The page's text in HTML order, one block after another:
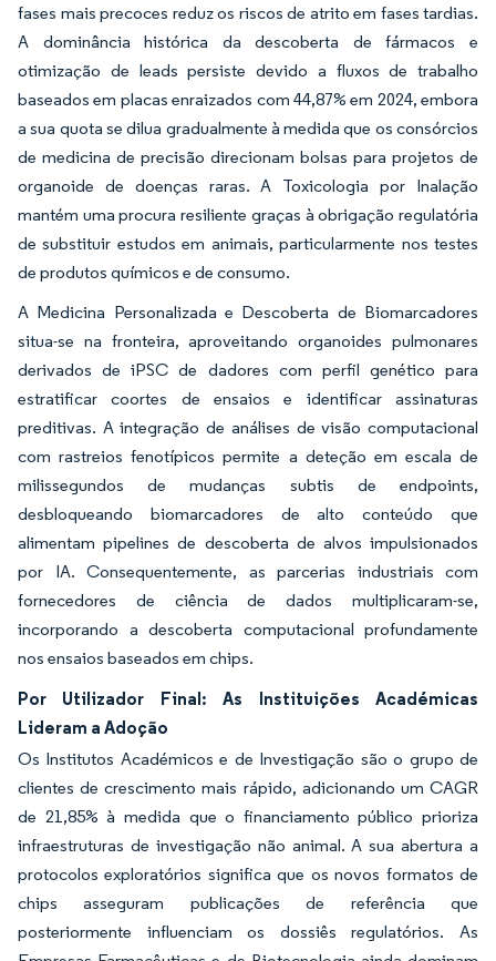
fases mais precoces reduz os riscos de atrito em fases tardias.
A dominância histórica da descoberta de fármacos e
otimização de leads persiste devido a fluxos de trabalho
baseados em placas enraizados com 44,87% em 2024, embora
a sua quota se dilua gradualmente à medida que os consórcios
de medicina de precisão direcionam bolsas para projetos de
organoide de doenças raras. A Toxicologia por Inalação
mantém uma procura resiliente graças à obrigação regulatória
de substituir estudos em animais, particularmente nos testes
de produtos químicos e de consumo.
A Medicina Personalizada e Descoberta de Biomarcadores
situa-se na fronteira, aproveitando organoides pulmonares
derivados de iPSC de dadores com perfil genético para
estratificar coortes de ensaios e identificar assinaturas
preditivas. A integração de análises de visão computacional
com rastreios fenotípicos permite a deteção em escala de
milissegundos de mudanças subtis de endpoints,
desbloqueando biomarcadores de alto conteúdo que
alimentam pipelines de descoberta de alvos impulsionados
por IA. Consequentemente, as parcerias industriais com
fornecedores de ciência de dados multiplicaram-se,
incorporando a descoberta computacional profundamente
nos ensaios baseados em chips.
Por Utilizador Final: As Instituições Académicas
Lideram a Adoção
Os Institutos Académicos e de Investigação são o grupo de
clientes de crescimento mais rápido, adicionando um CAGR
de 21,85% à medida que o financiamento público prioriza
infraestruturas de investigação não animal. A sua abertura a
protocolos exploratórios significa que os novos formatos de
chips asseguram publicações de referência que
posteriormente influenciam os dossiês regulatórios. As